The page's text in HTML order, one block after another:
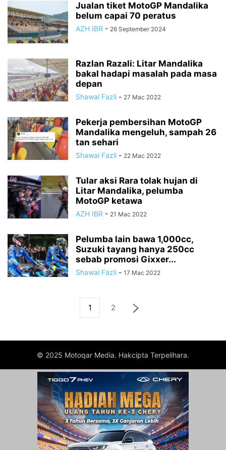
Jualan tiket MotoGP Mandalika
belum capai 70 peratus
AZH IBR - 26 September 2024
Razlan Razali: Litar Mandalika
bakal hadapi masalah pada masa
depan
Shawal Fazli - 27 Mac 2022
Pekerja pembersihan MotoGP
Mandalika mengeluh, sampah 26
tan sehari
Shawal Fazli - 22 Mac 2022
Tular aksi Rara tolak hujan di
Litar Mandalika, pelumba
MotoGP ketawa
AZH IBR - 21 Mac 2022
Pelumba lain bawa 1,000cc,
Suzuki tayang hanya 250cc
sebab promosi Gixxer...
Shawal Fazli - 17 Mac 2022
1 2
© 2025 Motoqar Media. Hakcipta Terpelihara.